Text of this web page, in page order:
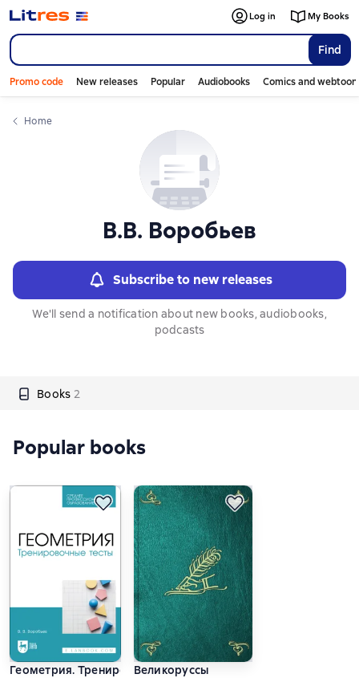
Find
Log in My Books
Promo code New releases Popular Audiobooks Comics and
Home
В.В. Воробьев
Subscribe to new releases
We'll send a notification about new books, audiobooks,
podcasts
Books 2
Слайдер с книгами
Popular books
Геометрия. Тренировочные тесты
Великоруссы